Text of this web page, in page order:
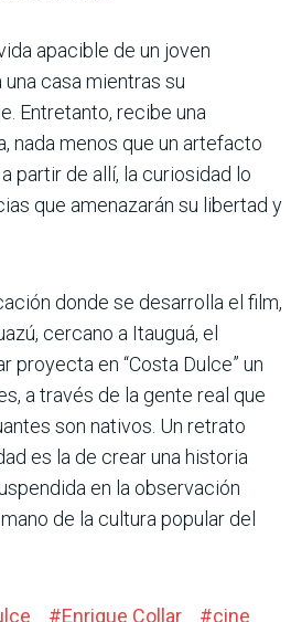
apacible de un joven
casa mientras su
Entretanto, recibe una
nada menos que un artefacto
partir de allí, la curiosidad lo
que amenazarán su libertad y
donde se desarrolla el film,
cercano a Itauguá, el
proyecta en “Costa Dulce” un
a través de la gente real que
son nativos. Un retrato
es la de crear una historia
en la observación
de la cultura popular del
#Enrique Collar #cine